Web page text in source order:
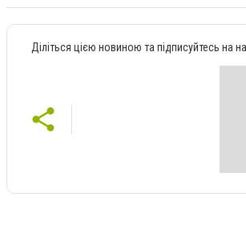
Діліться цією новиною та підписуйтесь на